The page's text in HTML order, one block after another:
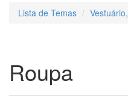
Lista de Temas
Roupa